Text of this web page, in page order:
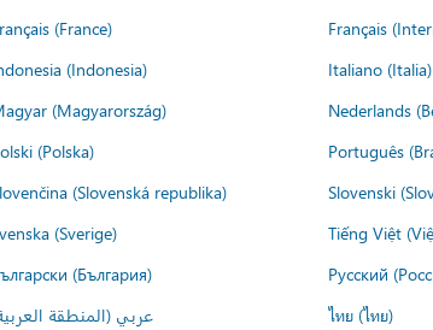
(France) Français
(Indonesia) Italiano (Italia)
(Magyarország) Nederlands
(Polska) Português
(Slovenská republika) Slovenski
(Sverige) Tiếng Việt
(България) Русский
عربي (المنطقة ไทย (ไทย)